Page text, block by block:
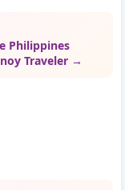
Philippines
Traveler →